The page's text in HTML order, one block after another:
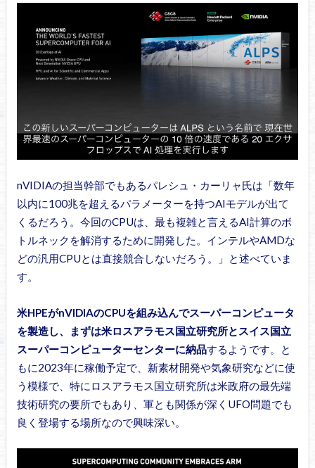
nVIDIAの担当幹部でもあるパレシュ・カーリャ氏は「数年
以内に100兆を超えるパラメーターを持つAIモデルが出て
くるだろう。今回のCPUは、最も複雑と言えるAI計算のボ
トルネックを解消するために開発した。インテルやAMDな
どの汎用CPUとは直接競合しないだろう。」と述べていま
す。
米HPEがnVIDIAのCPUを組み込んでスーパーコンピュータ
を製造し、まずは米ロスアラモス国立研究所とスイス国立
スーパーコンピューターセンターに納品するようです。と
もに2023年に稼働予定で、新素材開発や気象研究などに使
う模様で、特にロスアラモス国立研究所は米政府の最先端
技術研究の要所でもあり、軍とも関係が深くUFO問題でも
良く登場する場所なので興味深い。